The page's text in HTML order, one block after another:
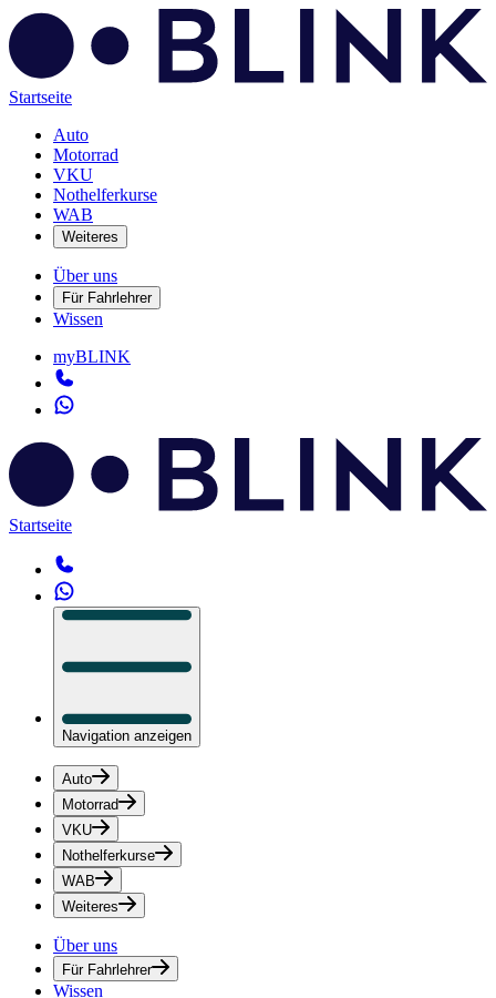
Startseite
Auto
Motorrad
VKU
Nothelferkurse
WAB
Weiteres
Über uns
Für Fahrlehrer
Wissen
myBLINK
Startseite
Navigation anzeigen
Auto
Motorrad
VKU
Nothelferkurse
WAB
Weiteres
Über uns
Für Fahrlehrer
Wissen